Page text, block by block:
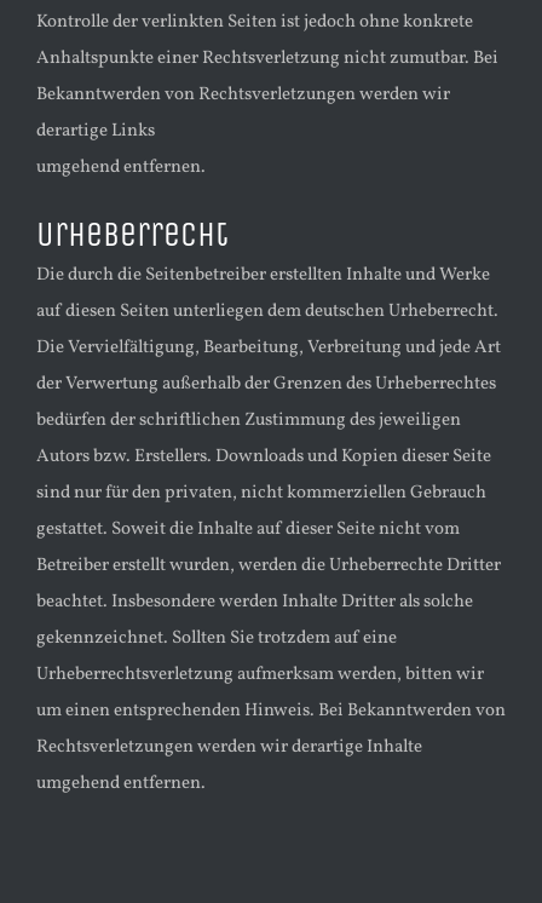
Kontrolle der verlinkten Seiten ist jedoch ohne konkrete
Anhaltspunkte einer Rechtsverletzung nicht zumutbar. Bei
Bekanntwerden von Rechtsverletzungen werden wir
derartige Links
umgehend entfernen.
Urheberrecht
Die durch die Seitenbetreiber erstellten Inhalte und Werke
auf diesen Seiten unterliegen dem deutschen Urheberrecht.
Die Vervielfältigung, Bearbeitung, Verbreitung und jede Art
der Verwertung außerhalb der Grenzen des Urheberrechtes
bedürfen der schriftlichen Zustimmung des jeweiligen
Autors bzw. Erstellers. Downloads und Kopien dieser Seite
sind nur für den privaten, nicht kommerziellen Gebrauch
gestattet. Soweit die Inhalte auf dieser Seite nicht vom
Betreiber erstellt wurden, werden die Urheberrechte Dritter
beachtet. Insbesondere werden Inhalte Dritter als solche
gekennzeichnet. Sollten Sie trotzdem auf eine
Urheberrechtsverletzung aufmerksam werden, bitten wir
um einen entsprechenden Hinweis. Bei Bekanntwerden von
Rechtsverletzungen werden wir derartige Inhalte
umgehend entfernen.